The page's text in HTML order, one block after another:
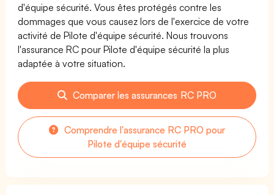
d'équipe sécurité. Vous êtes protégés contre les
dommages que vous causez lors de l'exercice de votre
activité de Pilote d'équipe sécurité. Nous trouvons
l'assurance RC pour Pilote d'équipe sécurité la plus
adaptée à votre situation.
Comparer les assurances RC PRO
Comprendre l'assurance RC PRO pour
Pilote d'équipe sécurité